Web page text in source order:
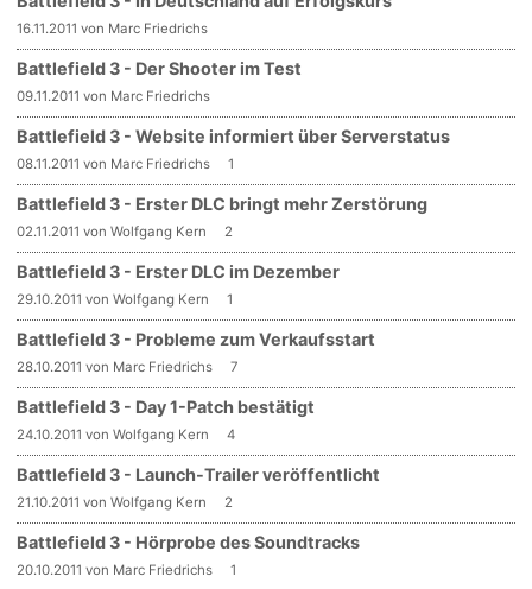
16.11.2011 von Marc Friedrichs
Battlefield 3 - Der Shooter im Test
09.11.2011 von Marc Friedrichs
Battlefield 3 - Website informiert über Serverstatus
08.11.2011 von Marc Friedrichs 1
Battlefield 3 - Erster DLC bringt mehr Zerstörung
02.11.2011 von Wolfgang Kern 2
Battlefield 3 - Erster DLC im Dezember
29.10.2011 von Wolfgang Kern 1
Battlefield 3 - Probleme zum Verkaufsstart
28.10.2011 von Marc Friedrichs 7
Battlefield 3 - Day 1-Patch bestätigt
24.10.2011 von Wolfgang Kern 4
Battlefield 3 - Launch-Trailer veröffentlicht
21.10.2011 von Wolfgang Kern 2
Battlefield 3 - Hörprobe des Soundtracks
20.10.2011 von Marc Friedrichs 1